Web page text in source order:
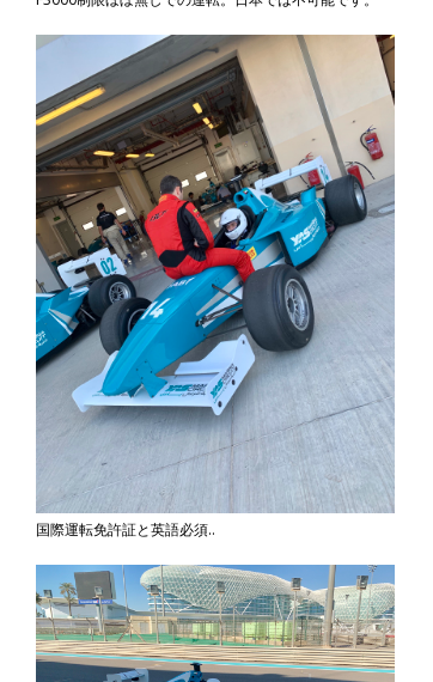
国際運転免許証と英語必須..